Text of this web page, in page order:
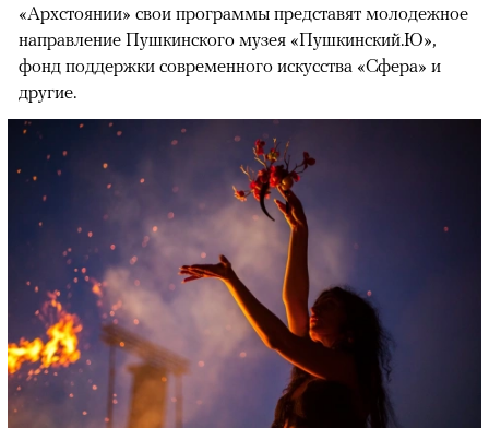
«Архстоянии» свои программы представят молодежное
направление Пушкинского музея «Пушкинский.Ю»,
фонд поддержки современного искусства «Сфера» и
другие.